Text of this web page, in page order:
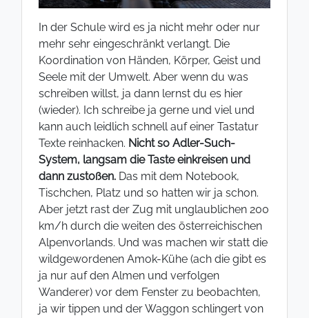
In der Schule wird es ja nicht mehr oder nur
mehr sehr eingeschränkt verlangt. Die
Koordination von Händen, Körper, Geist und
Seele mit der Umwelt. Aber wenn du was
schreiben willst, ja dann lernst du es hier
(wieder). Ich schreibe ja gerne und viel und
kann auch leidlich schnell auf einer Tastatur
Texte reinhacken. Nicht so Adler-Such-
System, langsam die Taste einkreisen und
dann zustoßen. Das mit dem Notebook,
Tischchen, Platz und so hatten wir ja schon.
Aber jetzt rast der Zug mit unglaublichen 200
km/h durch die weiten des österreichischen
Alpenvorlands. Und was machen wir statt die
wildgewordenen Amok-Kühe (ach die gibt es
ja nur auf den Almen und verfolgen
Wanderer) vor dem Fenster zu beobachten,
ja wir tippen und der Waggon schlingert von